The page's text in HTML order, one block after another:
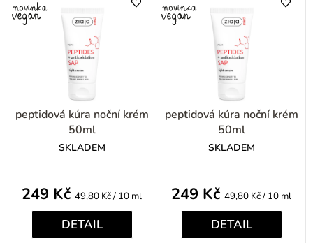
peptidová kúra noční krém
50ml
SKLADEM
249 Kč Měrná
cena:
49,80 Kč / 10 ml
DETAIL
peptidová kúra noční krém
50ml
SKLADEM
249 Kč Měrná
cena:
49,80 Kč / 10 ml
DETAIL